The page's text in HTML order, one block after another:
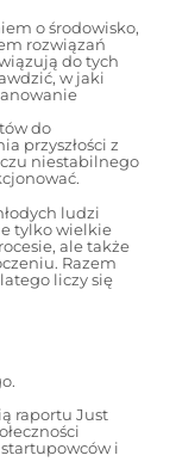
o środowisko,
rozwiązań
do tych
w jaki
do
przyszłości z
niestabilnego
ludzi
tylko wielkie
ale także
Razem
liczy się
raportu Just
i